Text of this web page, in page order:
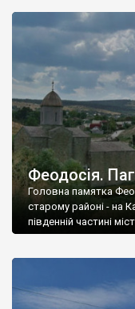
Феодосія.
Головна памятка
старому районі - на
південній частині